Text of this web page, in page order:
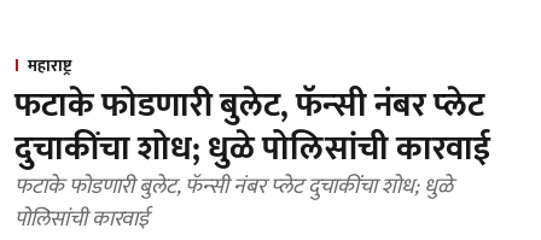
महाराष्ट्र
फटाके फोडणारी बुलेट, फॅन्‍सी नंबर प्‍लेट
दुचाकींचा शोध; धुळे पोलिसांची कारवाई
फटाके फोडणारी बुलेट, फॅन्‍सी नंबर प्‍लेट दुचाकींचा शोध; धुळे
पोलिसांची कारवाई